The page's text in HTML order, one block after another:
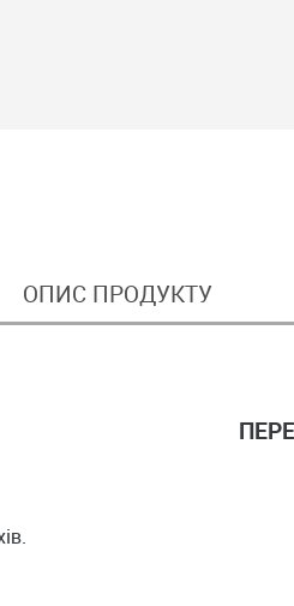
ОПИС ПРОДУКТУ